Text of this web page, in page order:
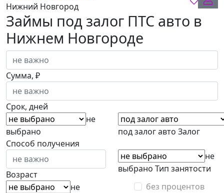
Нижний Новгород
Займы под залог ПТС авто в
Нижнем Новгороде
Сумма, ₽
Срок, дней
не
выбрано
Способ получения
под залог авто Залог
Возраст
не
выбрано Тип занятости
не
без процентов